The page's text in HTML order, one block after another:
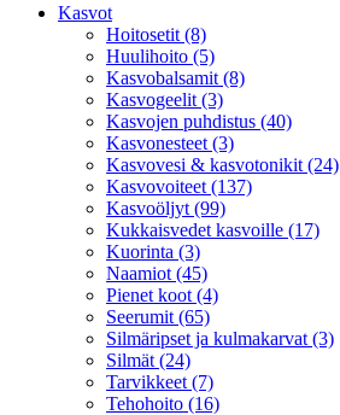
Kasvot
Hoitosetit (8)
Huulihoito (5)
Kasvobalsamit (8)
Kasvogeelit (3)
Kasvojen puhdistus (40)
Kasvonesteet (3)
Kasvovesi & kasvotonikit (24)
Kasvovoiteet (137)
Kasvoöljyt (99)
Kukkaisvedet kasvoille (17)
Kuorinta (3)
Naamiot (45)
Pienet koot (4)
Seerumit (65)
Silmäripset ja kulmakarvat (3)
Silmät (24)
Tarvikkeet (7)
Tehohoito (16)